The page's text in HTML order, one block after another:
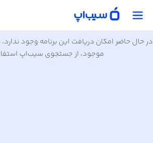
در حال حاضر امکان دریافت این برنامه وجود ندارد.
موجود، از جستجوی سیب‌اپ